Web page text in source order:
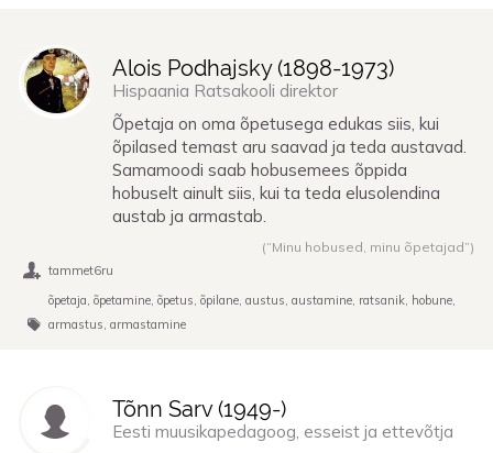
Alois Podhajsky (1898-1973)
Hispaania Ratsakooli direktor
Õpetaja on oma õpetusega edukas siis, kui
õpilased temast aru saavad ja teda austavad.
Samamoodi saab hobusemees õppida
hobuselt ainult siis, kui ta teda elusolendina
austab ja armastab.
(“Minu hobused, minu õpetajad”)
tammet6ru
õpetaja õpetamine õpetus õpilane austus austamine ratsanik hobune
armastus armastamine
Tõnn Sarv (1949-)
Eesti muusikapedagoog, esseist ja ettevõtja